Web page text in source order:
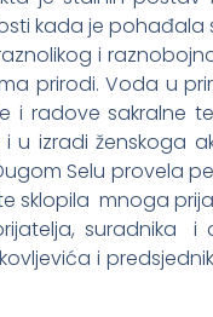
kada je pohađala
i
prirodi. Voda u
i radove sakralne
izradi ženskoga
Selu provela
sklopila mnoga
suradnika i
i